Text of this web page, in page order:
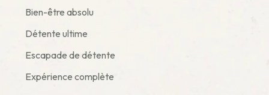
Bien-être absolu
Détente ultime
Escapade de détente
Expérience complète